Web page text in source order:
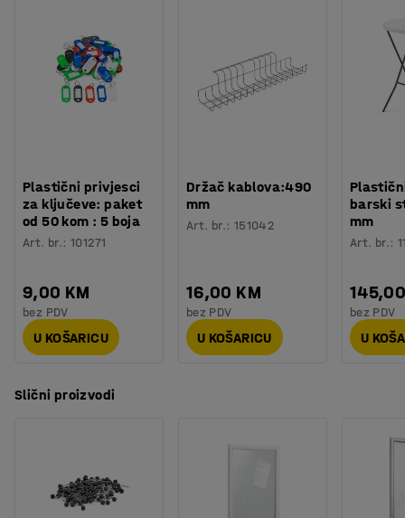
Plastični privjesci
za ključeve: paket
od 50 kom : 5 boja
Art. br.:101271
9,00 KM
bez PDV
U KOŠARICU
Držač kablova:490
mm
Art. br.: 151042
16,00 KM
bez PDV
U KOŠARICU
barski
mm
Art. br.:
bez PDV
U
Slični proizvodi